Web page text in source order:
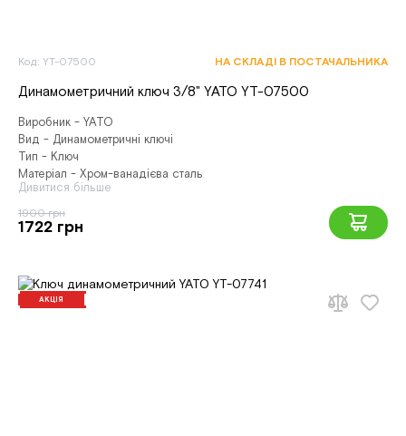
Код: YT-07500 НА СКЛАДІ В ПОСТАЧАЛЬНИКА
Динамометричний ключ 3/8" YATO YT-07500
Виробник - YATO
Вид - Динамометричні ключі
Тип - Ключ
Матеріал - Хром-ванадієва сталь
Дивитися більше
1900 грн
1722 грн
АКЦІЯ